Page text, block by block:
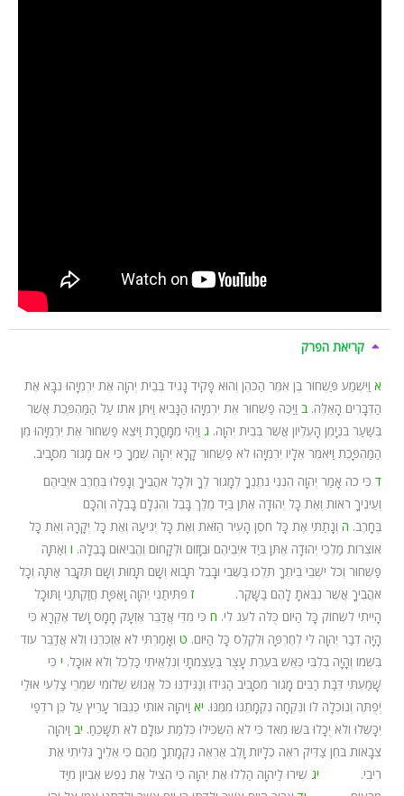
קריאת הפרק
א וַיִּשְׁמַע פַּשְׁחוּר בֶּן אִמֵּר הַכֹּהֵן וְהוּא פָקִיד נָגִיד בְּבֵית יְהוָה אֶת יִרְמְיָהוּ נִבָּא אֶת
הַדְּבָרִים הָאֵלֶּה. ב וַיַּכֶּה פַשְׁחוּר אֵת יִרְמְיָהוּ הַנָּבִיא וַיִּתֵּן אֹתוֹ עַל הַמַּהְפֶּכֶת אֲשֶׁר
בְּשַׁעַר בִּנְיָמִן הָעֶלְיוֹן אֲשֶׁר בְּבֵית יְהוָה. ג וַיְהִי מִמָּחֳרָת וַיֹּצֵא פַשְׁחוּר אֶת יִרְמְיָהוּ מִן
הַמַּהְפָּכֶת וַיֹּאמֶר אֵלָיו יִרְמְיָהוּ לֹא פַשְׁחוּר קָרָא יְהוָה שְׁמֶךָ כִּי אִם מָגוֹר מִסָּבִיב.
ד כִּי כֹה אָמַר יְהוָה הִנְנִי נֹתֶנְךָ לְמָגוֹר לְךָ וּלְכָל אֹהֲבֶיךָ וְנָפְלוּ בְּחֶרֶב אֹיְבֵיהֶם
וְעֵינֶיךָ רֹאוֹת וְאֶת כָּל יְהוּדָה אֶתֵּן בְּיַד מֶלֶךְ בָּבֶל וְהִגְלָם בָּבֶלָה וְהִכָּם
בֶּחָרֶב. ה וְנָתַתִּי אֶת כָּל חֹסֶן הָעִיר הַזֹּאת וְאֶת כָּל יְגִיעָהּ וְאֶת כָּל יְקָרָהּ וְאֵת כָּל
אוֹצְרוֹת מַלְכֵי יְהוּדָה אֶתֵּן בְּיַד אֹיְבֵיהֶם וּבְזָזוּם וּלְקָחוּם וֶהֱבִיאוּם בָּבֶלָה. ו וְאַתָּה
פַשְׁחוּר וְכֹל יֹשְׁבֵי בֵיתֶךָ תֵּלְכוּ בַּשֶּׁבִי וּבָבֶל תָּבוֹא וְשָׁם תָּמוּת וְשָׁם תִּקָּבֵר אַתָּה וְכָל
אֹהֲבֶיךָ אֲשֶׁר נִבֵּאתָ לָהֶם בַּשָּׁקֶר. ז פִּתִּיתַנִי יְהוָה וָאֶפָּת חֲזַקְתַּנִי וַתּוּכָל
הָיִיתִי לִשְׂחוֹק כָּל הַיּוֹם כֻּלֹּה לֹעֵג לִי. ח כִּי מִדֵּי אֲדַבֵּר אֶזְעָק חָמָס וָשֹׁד אֶקְרָא כִּי
הָיָה דְבַר יְהוָה לִי לְחֶרְפָּה וּלְקֶלֶס כָּל הַיּוֹם. ט וְאָמַרְתִּי לֹא אֶזְכְּרֶנּוּ וְלֹא אֲדַבֵּר עוֹד
בִּשְׁמוֹ וְהָיָה בְלִבִּי כְּאֵשׁ בֹּעֶרֶת עָצֻר בְּעַצְמֹתָי וְנִלְאֵיתִי כַּלְכֵל וְלֹא אוּכָל. י כִּי
שָׁמַעְתִּי דִּבַּת רַבִּים מָגוֹר מִסָּבִיב הַגִּידוּ וְנַגִּידֶנּוּ כֹּל אֱנוֹשׁ שְׁלוֹמִי שֹׁמְרֵי צַלְעִי אוּלַי
יְפֻתֶּה וְנוּכְלָה לוֹ וְנִקְחָה נִקְמָתֵנוּ מִמֶּנּוּ. יא וַיהוָה אוֹתִי כְּגִבּוֹר עָרִיץ עַל כֵּן רֹדְפַי
יִכָּשְׁלוּ וְלֹא יֻכָלוּ בֹּשׁוּ מְאֹד כִּי לֹא הִשְׂכִּילוּ כְּלִמַּת עוֹלָם לֹא תִשָּׁכֵחַ. יב וַיהוָה
צְבָאוֹת בֹּחֵן צַדִּיק רֹאֶה כְלָיוֹת וָלֵב אֶרְאֶה נִקְמָתְךָ מֵהֶם כִּי אֵלֶיךָ גִּלִּיתִי אֶת
רִיבִי. יג שִׁירוּ לַיהוָה הַלְלוּ אֶת יְהוָה כִּי הִצִּיל אֶת נֶפֶשׁ אֶבְיוֹן מִיַּד